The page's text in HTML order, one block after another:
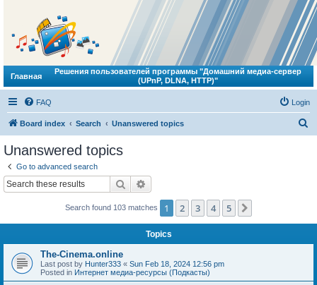
Главная
Решения пользователей программы "Домашний медиа-сервер
(UPnP, DLNA, HTTP)"
FAQ Login
Board index Search Unanswered topics
Unanswered topics
Go to advanced search
Search
Search found 103 matches 1 2 3 4 5
Topics
The-Cinema.online
Last post by Hunter333 « Sun Feb 18, 2024 12:56 pm
Posted in Интернет медиа-ресурсы (Подкасты)